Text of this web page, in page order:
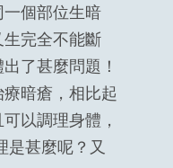
個部位生暗
完全不能斷
了甚麼問題！
暗瘡，相比起
以調理身體，
是甚麼呢？又